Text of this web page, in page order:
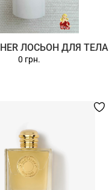
HER ЛОСЬОН ДЛЯ ТЕЛА
0 грн.